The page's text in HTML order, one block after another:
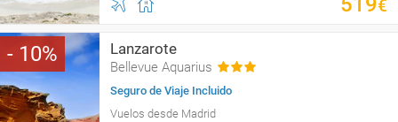
€
10 Lanzarote
Bellevue Aquarius
Seguro de Viaje Incluido
Vuelos desde Madrid